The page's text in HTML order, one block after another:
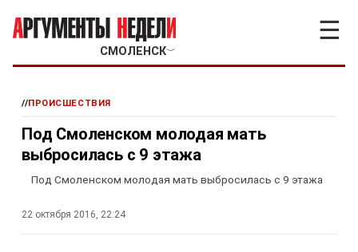
СМОЛЕНСК﹀
☰
//ПРОИСШЕСТВИЯ
Под Смоленском молодая мать
выбросилась с 9 этажа
Под Смоленском молодая мать выбросилась с 9 этажа
22 октября 2016, 22:24